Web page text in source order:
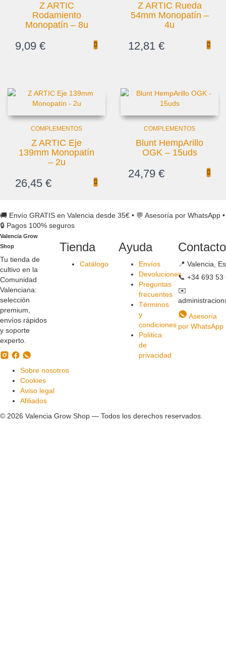
Z ARTIC
Rodamiento
Monopatín – 8u
9,09 €
Z ARTIC Rueda
54mm Monopatín –
4u
12,81 €
COMPLEMENTOS
Z ARTIC Eje
139mm Monopatín
– 2u
26,45 €
COMPLEMENTOS
Blunt HempArillo
OGK – 15uds
24,79 €
🚚 Envío GRATIS en Valencia desde 35€ • 💬 Asesoría por WhatsApp •
🔒 Pagos 100% seguros
Valencia Grow
Shop
Tu tienda de
cultivo en la
Comunidad
Valenciana:
selección
premium,
envíos rápidos
y soporte
experto.
Tienda
Catálogo
Ayuda
Envíos
Devoluciones
Preguntas
frecuentes
Términos
y
condiciones
Política
de
privacidad
Contacto
📍 Valencia,
📞 +34 693 53
✉️
Asesoría
por WhatsApp
Sobre nosotros
Cookies
Aviso legal
Afiliados
© 2026 Valencia Grow Shop — Todos los derechos reservados.